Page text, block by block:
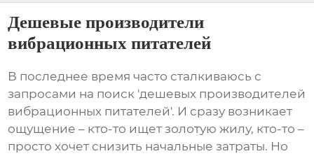
Дешевые производители
вибрационных питателей
В последнее время часто сталкиваюсь с
запросами на поиск 'дешевых производителей
вибрационных питателей'. И сразу возникает
ощущение – кто-то ищет золотую жилу, кто-то –
просто хочет снизить начальные затраты. Но